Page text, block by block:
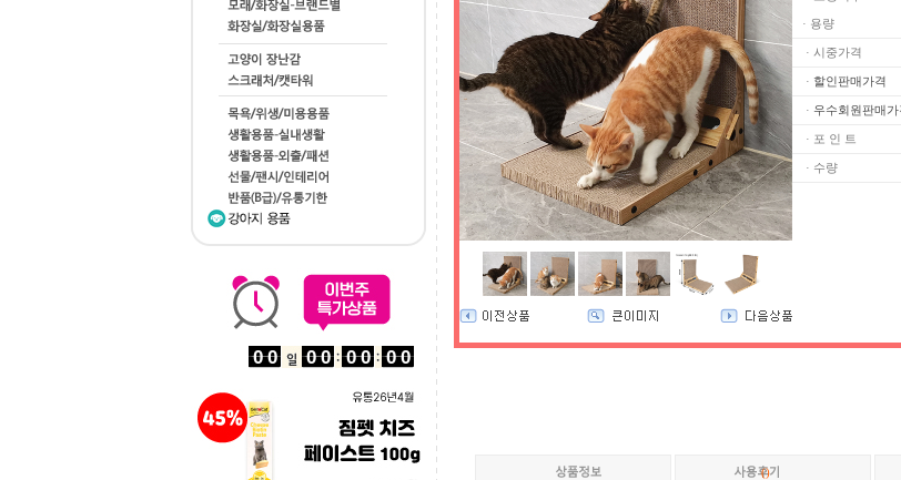
· 용량
· 시중가격
· 할인판매가격
· 우수회원판매가
· 포 인 트
· 수량
()